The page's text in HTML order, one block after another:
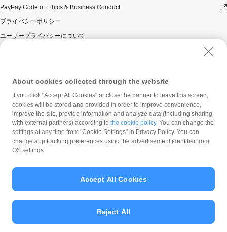
PayPay Code of Ethics & Business Conduct
プライバシーポリシー
ユーザープライバシーについて
ウェブサイト利用規約
反社会的勢力に対する方針
勧誘方針
マネロン等基本方針
カスタマーハラスメントに関する当社の考え方
© PayPay Corporation
About cookies collected through the website
If you click "Accept All Cookies" or close the banner to leave this screen,
cookies will be stored and provided in order to improve convenience,
improve the site, provide information and analyze data (including sharing
with external partners) according to the cookie policy. You can change the
settings at any time from "Cookie Settings" in Privacy Policy. You can
change app tracking preferences using the advertisement identifier from
OS settings.
Reject All
Accept All Cookies